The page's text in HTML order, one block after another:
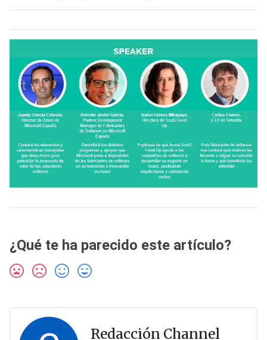
¿Qué te ha parecido este artículo?
Redacción Channel